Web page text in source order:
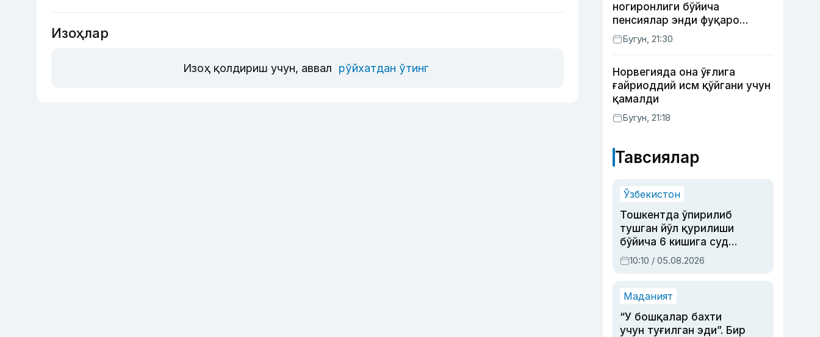
Изоҳлар
Изоҳ қолдириш учун, аввал рўйхатдан ўтинг
ногиронлиги бўйича
пенсиялар энди фуқаро
мурожаатисиз тайинланиши
мумкин
Бугун, 21:30
Норвегияда она ўғлига
ғайриоддий исм қўйгани учун
қамалди
Бугун, 21:18
Тавсиялар
Ўзбекистон
Тошкентда ўпирилиб
тушган йўл қурилиши
бўйича 6 кишига суд
ҳукми ўқилди
10:10 / 05.08.2026
Маданият
“У бошқалар бахти
учун туғилган эди”. Бир